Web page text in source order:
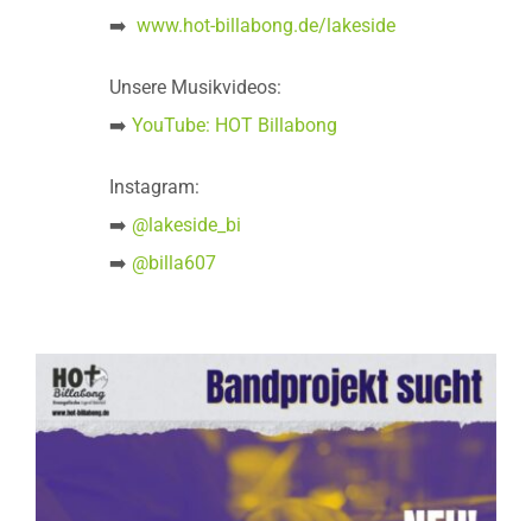
➡️ www.hot-billabong.de/lakeside
Unsere Musikvideos:
➡️ YouTube: HOT Billabong
Instagram:
➡️ @lakeside_bi
➡️ @billa607